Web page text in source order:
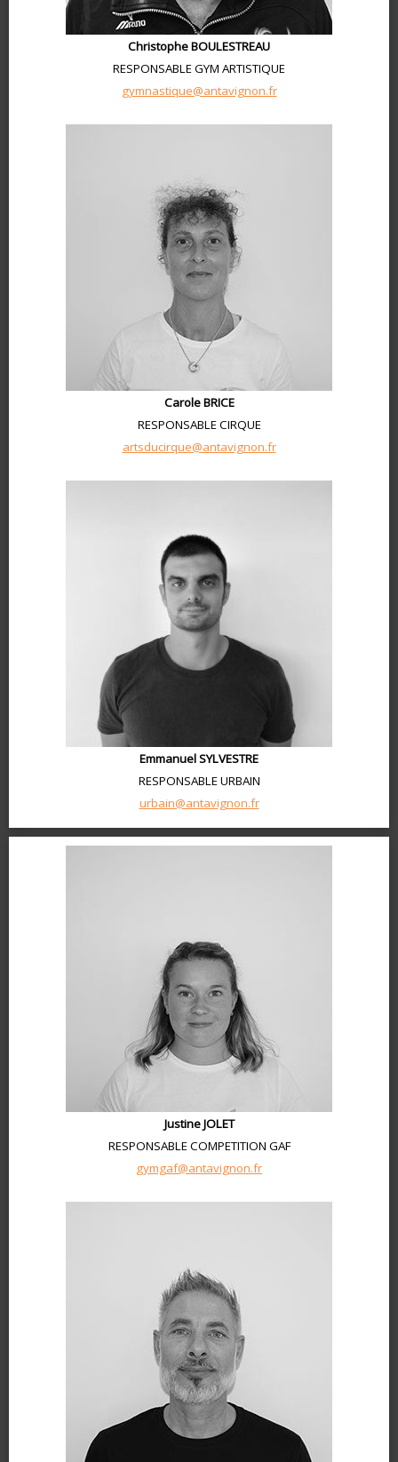
Christophe BOULESTREAU
RESPONSABLE GYM ARTISTIQUE
gymnastique@antavignon.fr
Carole BRICE
RESPONSABLE CIRQUE
artsducirque@antavignon.fr
Emmanuel SYLVESTRE
RESPONSABLE URBAIN
urbain@antavignon.fr
Justine JOLET
RESPONSABLE COMPETITION GAF
gymgaf@antavignon.fr